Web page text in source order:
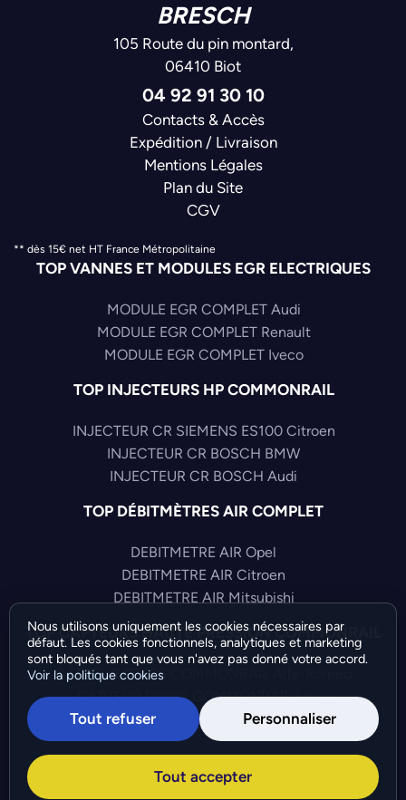
BRESCH
105 Route du pin montard,
06410 Biot
04 92 91 30 10
Contacts & Accès
Expédition / Livraison
Mentions Légales
Plan du Site
CGV
** dès 15€ net HT France Métropolitaine
TOP VANNES ET MODULES EGR ELECTRIQUES
MODULE EGR COMPLET Audi
MODULE EGR COMPLET Renault
MODULE EGR COMPLET Iveco
TOP INJECTEURS HP COMMONRAIL
INJECTEUR CR SIEMENS ES100 Citroen
INJECTEUR CR BOSCH BMW
INJECTEUR CR BOSCH Audi
TOP DÉBITMÈTRES AIR COMPLET
DEBITMETRE AIR Opel
DEBITMETRE AIR Citroen
DEBITMETRE AIR Mitsubishi
TOP CAPTEURS HAUTE PRESSION COMMONRAIL
CAPTEUR PRESS COMMONRAIL Alfa-Romeo
CAPTEUR PRESS COMMONRAIL Iveco
CAPTEUR PRESS COMMONRAIL Audi
©Bresch SAS - Copyright 2026 - Tous droits réservés -
Préférences de cookies-Gérer mes cookies
Nous utilisons uniquement les cookies nécessaires par
défaut. Les cookies fonctionnels, analytiques et marketing
sont bloqués tant que vous n'avez pas donné votre accord.
Voir la politique cookies
Tout refuser Personnaliser
Tout accepter